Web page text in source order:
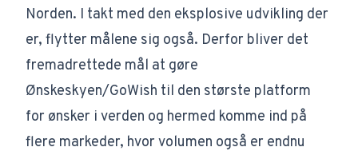
Norden. I takt med den eksplosive udvikling der
er, flytter målene sig også. Derfor bliver det
fremadrettede mål at gøre
Ønskeskyen/GoWish til den største platform
for ønsker i verden og hermed komme ind på
flere markeder, hvor volumen også er endnu